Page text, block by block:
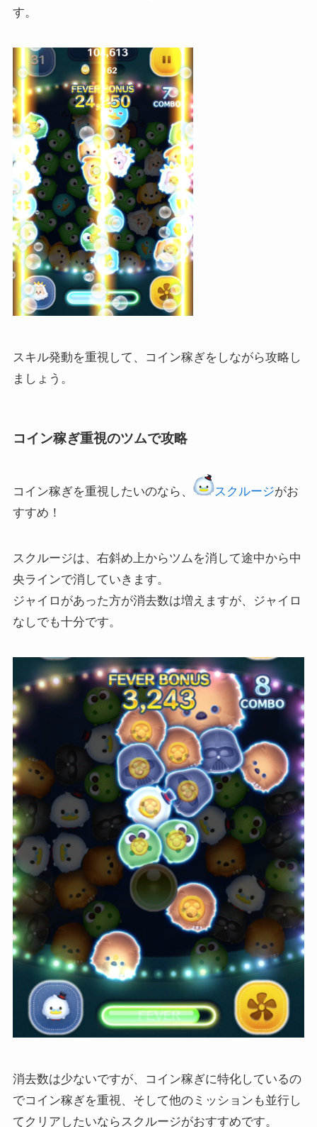
す。
スキル発動を重視して、コイン稼ぎをしながら攻略し
ましょう。
コイン稼ぎ重視のツムで攻略
コイン稼ぎを重視したいのなら、 スクルージがお
すすめ！
スクルージは、右斜め上からツムを消して途中から中
央ラインで消していきます。
ジャイロがあった方が消去数は増えますが、ジャイロ
なしでも十分です。
消去数は少ないですが、コイン稼ぎに特化しているの
でコイン稼ぎを重視、そして他のミッションも並行し
てクリアしたいならスクルージがおすすめです。